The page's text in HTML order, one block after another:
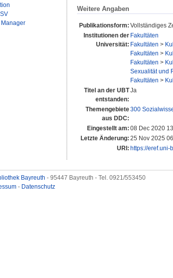
Manager
Weitere Angaben
Publikationsform: Vollständiges
Institutionen der
Universität:
Fakultäten
Fakultäten >
Fakultäten >
Fakultäten >
Sexualität und
Fakultäten >
Titel an der UBT
entstanden:
Ja
Themengebiete
aus DDC:
300
Eingestellt am: 08 Dec 2020
Letzte Änderung: 25 Nov 2025
URI: https://eref.uni-
Bayreuth - 95447 Bayreuth - Tel. 0921/553450
- Datenschutz